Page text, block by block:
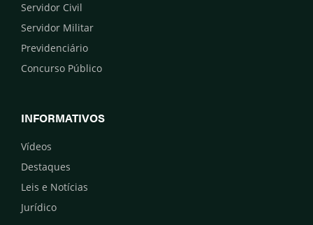
Servidor Civil
Servidor Militar
Previdenciário
Concurso Público
INFORMATIVOS
Vídeos
Destaques
Leis e Notícias
Jurídico